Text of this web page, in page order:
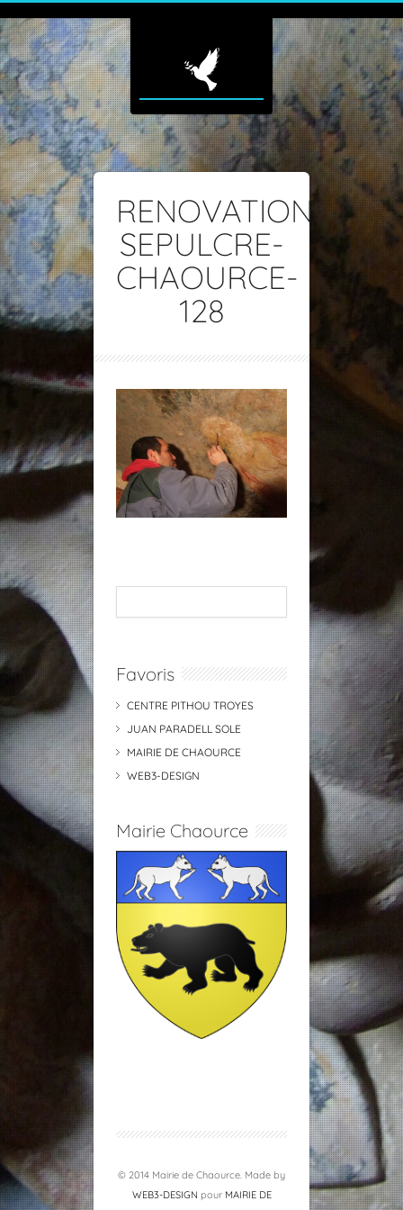
RENOVATION-
SEPULCRE-
CHAOURCE-
128
Favoris
CENTRE PITHOU TROYES
JUAN PARADELL SOLE
MAIRIE DE CHAOURCE
WEB3-DESIGN
Mairie Chaource
© 2014 Mairie de Chaource. Made by
WEB3-DESIGN pour MAIRIE DE